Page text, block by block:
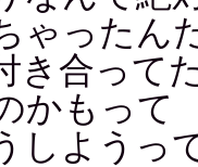
ゃったん
き合って
かもって
しようっ